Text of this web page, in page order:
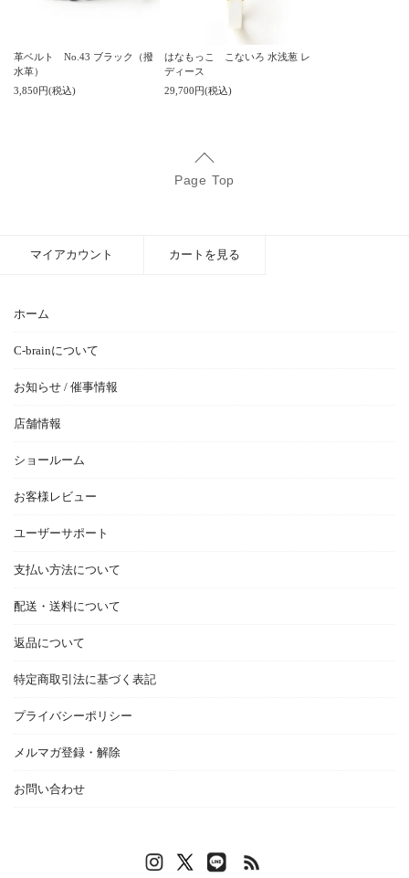
革ベルト No.43 ブラック（撥
水革）
3,850円(税込)
はなもっこ こないろ 水浅葱 レ
ディース
29,700円(税込)
Page Top
ホーム
C-brainについて
お知らせ / 催事情報
店舗情報
ショールーム
お客様レビュー
ユーザーサポート
支払い方法について
配送・送料について
返品について
特定商取引法に基づく表記
プライバシーポリシー
メルマガ登録・解除
お問い合わせ
マイアカウント カートを見る